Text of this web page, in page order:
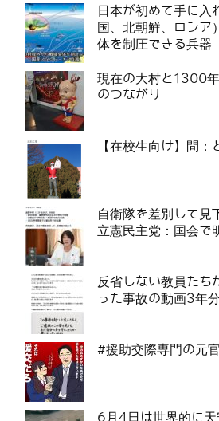
日本が初めて手に入
国、北朝鮮、ロシア
体を制圧できる兵器
現在の大村と1300
のつながり
【在校生向け】問：
自衛隊を差別して見
立憲民主党：国会で
反省しない教員たち
った事故の動画3年分
#援助交際専門の元
6月4日は世界的に